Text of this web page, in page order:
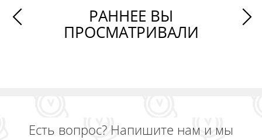
РАННЕЕ ВЫ
ПРОСМАТРИВАЛИ
Есть вопрос? Напишите нам и мы